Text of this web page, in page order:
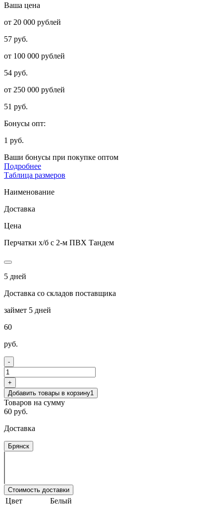
Ваша цена
от 20 000 рублей
57 руб.
от 100 000 рублей
54 руб.
от 250 000 рублей
51 руб.
Бонусы опт:
1 руб.
Ваши бонусы при покупке оптом
Подробнее
Таблица размеров
Наименование
Доставка
Цена
Перчатки х/б с 2-м ПВХ Тандем
5 дней
Доставка со складов поставщика
займет 5 дней
60
руб.
-
+
Добавить товары в корзину1
Товаров на сумму
60 руб.
Доставка
Брянск
Стоимость доставки
Цвет Белый